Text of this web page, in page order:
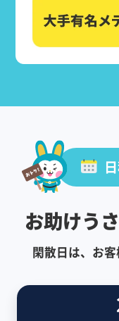
お助けう
閑散日は、お